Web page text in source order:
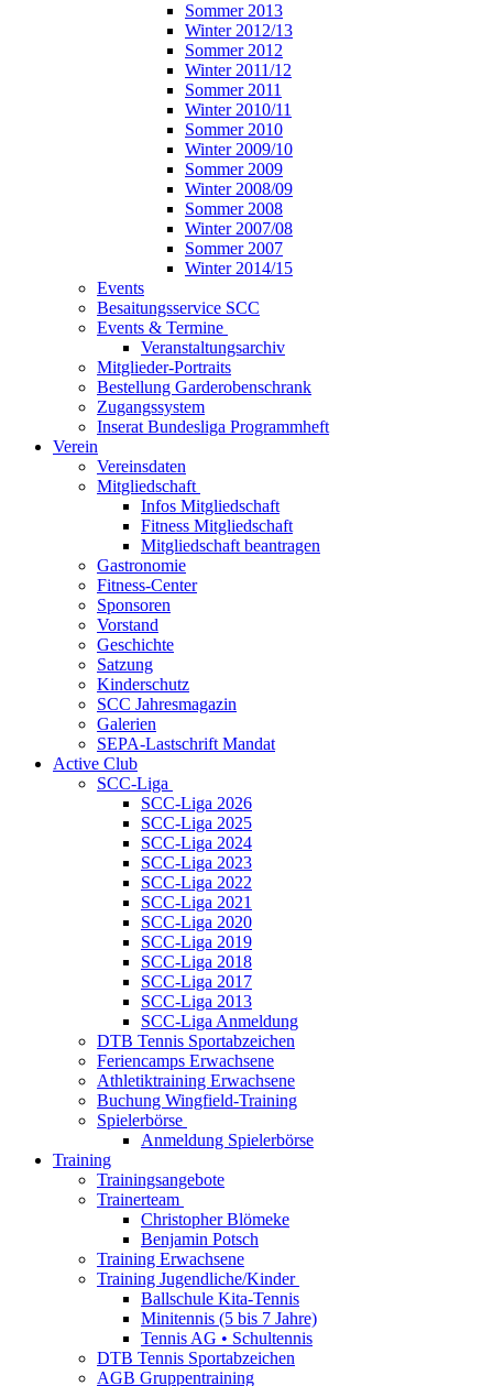
Sommer 2013
Winter 2012/13
Sommer 2012
Winter 2011/12
Sommer 2011
Winter 2010/11
Sommer 2010
Winter 2009/10
Sommer 2009
Winter 2008/09
Sommer 2008
Winter 2007/08
Sommer 2007
Winter 2014/15
Events
Besaitungsservice SCC
Events & Termine
Veranstaltungsarchiv
Mitglieder-Portraits
Bestellung Garderobenschrank
Zugangssystem
Inserat Bundesliga Programmheft
Verein
Vereinsdaten
Mitgliedschaft
Infos Mitgliedschaft
Fitness Mitgliedschaft
Mitgliedschaft beantragen
Gastronomie
Fitness-Center
Sponsoren
Vorstand
Geschichte
Satzung
Kinderschutz
SCC Jahresmagazin
Galerien
SEPA-Lastschrift Mandat
Active Club
SCC-Liga
SCC-Liga 2026
SCC-Liga 2025
SCC-Liga 2024
SCC-Liga 2023
SCC-Liga 2022
SCC-Liga 2021
SCC-Liga 2020
SCC-Liga 2019
SCC-Liga 2018
SCC-Liga 2017
SCC-Liga 2013
SCC-Liga Anmeldung
DTB Tennis Sportabzeichen
Feriencamps Erwachsene
Athletiktraining Erwachsene
Buchung Wingfield-Training
Spielerbörse
Anmeldung Spielerbörse
Training
Trainingsangebote
Trainerteam
Christopher Blömeke
Benjamin Potsch
Training Erwachsene
Training Jugendliche/Kinder
Ballschule Kita-Tennis
Minitennis (5 bis 7 Jahre)
Tennis AG • Schultennis
DTB Tennis Sportabzeichen
AGB Gruppentraining